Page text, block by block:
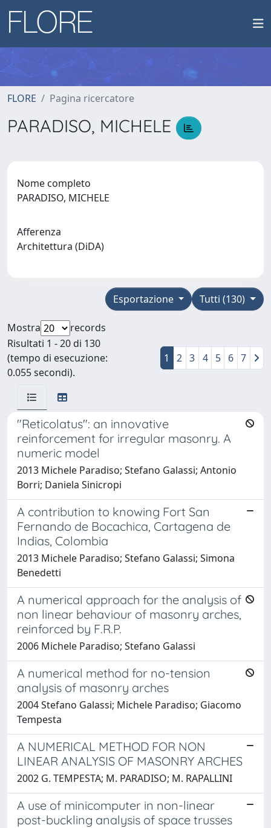
FLORE Pagina ricercatore
PARADISO, MICHELE
Nome completo
PARADISO, MICHELE
Afferenza
Architettura (DiDA)
Tutti (130)
Esportazione
Mostra
records
Risultati 1 - 20 di 130
(tempo di esecuzione:
0.055 secondi).
1 2 3 4 5 6 7
"Reticolatus": an innovative
reinforcement for irregular masonry. A
numeric model
2013 Michele Paradiso; Stefano Galassi; Antonio
Borri; Daniela Sinicropi
A contribution to knowing Fort San
Fernando de Bocachica, Cartagena de
Indias, Colombia
2013 Michele Paradiso; Stefano Galassi; Simona
Benedetti
A numerical approach for the analysis of
non linear behaviour of masonry arches,
reinforced by F.R.P.
2006 Michele Paradiso; Stefano Galassi
A numerical method for no-tension
analysis of masonry arches
2004 Stefano Galassi; Michele Paradiso; Giacomo
Tempesta
A NUMERICAL METHOD FOR NON
LINEAR ANALYSIS OF MASONRY ARCHES
2002 G. TEMPESTA; M. PARADISO; M. RAPALLINI
A use of minicomputer in non-linear
post-buckling analysis of space trusses